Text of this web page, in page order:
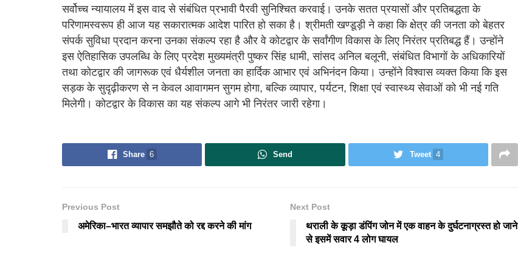
सर्वोच्च न्यायालय में इस वाद से संबंधित प्रभावी पैरवी सुनिश्चित करवाई। उनके सतत प्रयासों और प्रतिबद्धता के
परिणामस्वरूप ही आज यह सकारात्मक आदेश पारित हो सका है। श्रीमती खण्डूड़ी ने कहा कि क्षेत्र की जनता को बेहतर
संपर्क सुविधा प्रदान करना उनका संकल्प रहा है और वे कोटद्वार के सर्वांगीण विकास के लिए निरंतर प्रतिबद्ध हैं। उन्होंने
इस ऐतिहासिक उपलब्धि के लिए प्रदेश मुख्यमंत्री पुष्कर सिंह धामी, सांसद अनिल बलूनी, संबंधित विभागों के अधिकारियों
तथा कोटद्वार की जागरूक एवं धैर्यशील जनता का हार्दिक आभार एवं अभिनंदन किया। उन्होंने विश्वास व्यक्त किया कि इस
सड़क के सुदृढ़ीकरण से न केवल आवागमन सुगम होगा, बल्कि व्यापार, पर्यटन, शिक्षा एवं स्वास्थ्य सेवाओं को भी नई गति
मिलेगी। कोटद्वार के विकास का यह संकल्प आगे भी निरंतर जारी रहेगा।
Share 6 Send Tweet 4
Previous Post
अमेरिका–भारत व्यापार समझौते को रद्द करने की मांग
Next Post
थराली के कूड़ा डंपिंग जोन में एक वाहन के दुर्घटनाग्रस्त हो जाने
से इसमें सवार 4 लोग घायल